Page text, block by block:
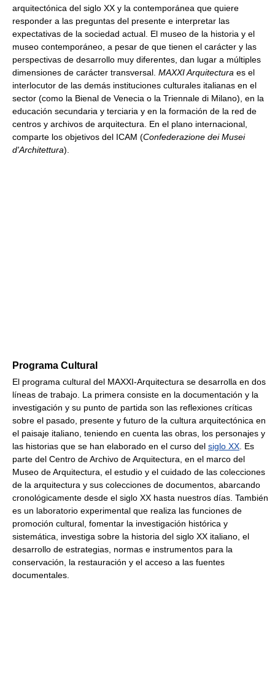
arquitectónica del siglo XX y la contemporánea que quiere
responder a las preguntas del presente e interpretar las
expectativas de la sociedad actual. El museo de la historia y el
museo contemporáneo, a pesar de que tienen el carácter y las
perspectivas de desarrollo muy diferentes, dan lugar a múltiples
dimensiones de carácter transversal. MAXXI Arquitectura es el
interlocutor de las demás instituciones culturales italianas en el
sector (como la Bienal de Venecia o la Triennale di Milano), en la
educación secundaria y terciaria y en la formación de la red de
centros y archivos de arquitectura. En el plano internacional,
comparte los objetivos del ICAM (Confederazione dei Musei
d'Architettura).
Programa Cultural
El programa cultural del MAXXI-Arquitectura se desarrolla en dos
líneas de trabajo. La primera consiste en la documentación y la
investigación y su punto de partida son las reflexiones críticas
sobre el pasado, presente y futuro de la cultura arquitectónica en
el paisaje italiano, teniendo en cuenta las obras, los personajes y
las historias que se han elaborado en el curso del siglo XX . Es
parte del Centro de Archivo de Arquitectura, en el marco del
Museo de Arquitectura, el estudio y el cuidado de las colecciones
de la arquitectura y sus colecciones de documentos, abarcando
cronológicamente desde el siglo XX hasta nuestros días. También
es un laboratorio experimental que realiza las funciones de
promoción cultural, fomentar la investigación histórica y
sistemática, investiga sobre la historia del siglo XX italiano, el
desarrollo de estrategias, normas e instrumentos para la
conservación, la restauración y el acceso a las fuentes
documentales.